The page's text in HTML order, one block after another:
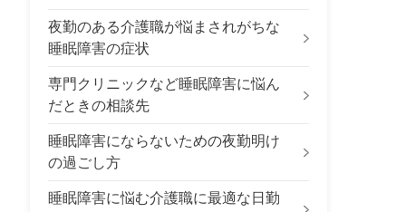
夜勤のある介護職が悩まされがちな
睡眠障害の症状
専門クリニックなど睡眠障害に悩ん
だときの相談先
睡眠障害にならないための夜勤明け
の過ごし方
睡眠障害に悩む介護職に最適な日勤